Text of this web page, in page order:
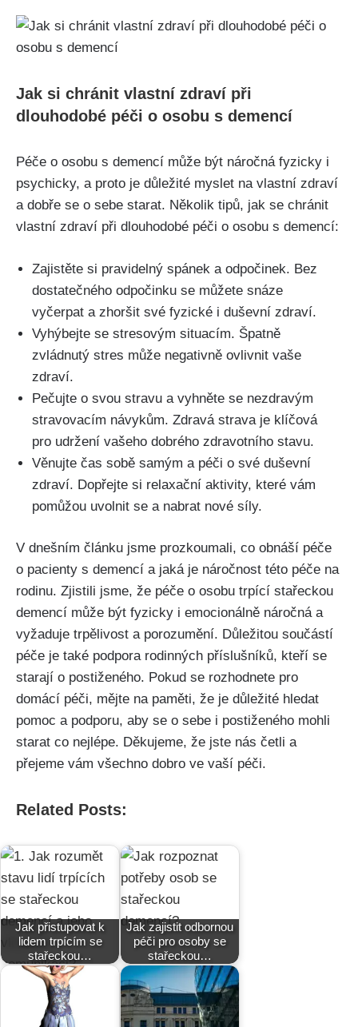
Jak si chránit vlastní zdraví při
dlouhodobé péči o osobu s demencí
Péče o osobu s demencí může být náročná fyzicky i
psychicky, a proto je důležité myslet na vlastní zdraví
a dobře se o sebe starat. Několik tipů, jak se chránit
vlastní zdraví při dlouhodobé péči o osobu s demencí:
Zajistěte si pravidelný spánek a odpočinek. Bez
dostatečného odpočinku se můžete snáze
vyčerpat a zhoršit své fyzické i duševní zdraví.
Vyhýbejte se stresovým situacím. Špatně
zvládnutý stres může negativně ovlivnit vaše
zdraví.
Pečujte o svou stravu a vyhněte se nezdravým
stravovacím návykům. Zdravá strava je klíčová
pro udržení vašeho dobrého zdravotního stavu.
Věnujte čas sobě samým a péči o své duševní
zdraví. Dopřejte si relaxační aktivity, které vám
pomůžou uvolnit se a nabrat nové síly.
V dnešním článku jsme prozkoumali, co obnáší péče
o pacienty s demencí a jaká je náročnost této péče na
rodinu. Zjistili jsme, že péče o osobu trpící stařeckou
demencí může být fyzicky i emocionálně náročná a
vyžaduje trpělivost a porozumění. Důležitou součástí
péče je také podpora rodinných příslušníků, kteří se
starají o postiženého. Pokud se rozhodnete pro
domácí péči, mějte na paměti, že je důležité hledat
pomoc a podporu, aby se o sebe i postiženého mohli
starat co nejlépe. Děkujeme, že jste nás četli a
přejeme vám všechno dobro ve vaší péči.
Related Posts:
Jak přistupovat k
lidem trpícím se
stařeckou…
Jak zajistit odbornou
péči pro osoby se
stařeckou…